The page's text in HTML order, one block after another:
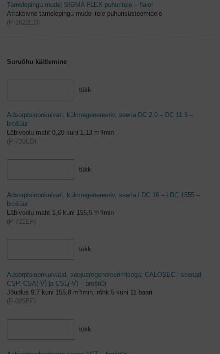
Tarnelepingu mudel SIGMA FLEX puhuritele – flaier
Atraktiivne tarnelepingu mudel teie puhurisüsteemidele
(P-1622ED)
Suruõhu käitlemine
tükk
Adsorptsioonkuivati, külmregenereeriv, seeria DC 2.0 – DC 11.3 –
brošüür
Läbivoolu maht 0,20 kuni 1,13 m³/min
(P-720ED)
tükk
Adsorptsioonkuivati, külmregenereeriv, seeria i.DC 16 – i.DC 1555 –
brošüür
Läbivoolu maht 1,6 kuni 155,5 m³/min
(P-721EF)
tükk
Adsorptsioonkuivatid, soojusregenereerimisega; CALOSEC-i seeriad
CSP, CSA(-V) ja CSL(-V) – brošüür
Jõudlus 9,7 kuni 155,8 m³/min, rõhk 5 kuni 11 baari
(P-025EF)
tükk